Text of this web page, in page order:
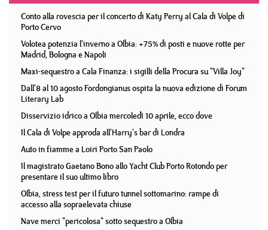
Conto alla rovescia per il concerto di Katy Perry al Cala di Volpe di
Porto Cervo
Volotea potenzia l'inverno a Olbia: +75% di posti e nuove rotte per
Madrid, Bologna e Napoli
Maxi-sequestro a Cala Finanza: i sigilli della Procura su "Villa Joy"
Dall'8 al 10 agosto Fordongianus ospita la nuova edizione di Forum
Literary Lab
Disservizio idrico a Olbia mercoledì 10 aprile, ecco dove
Il Cala di Volpe approda all'Harry's bar di Londra
Auto in fiamme a Loiri Porto San Paolo
Il magistrato Gaetano Bono allo Yacht Club Porto Rotondo per
presentare il suo ultimo libro
Olbia, stress test per il futuro tunnel sottomarino: rampe di
accesso alla sopraelevata chiuse
Nave merci "pericolosa" sotto sequestro a Olbia